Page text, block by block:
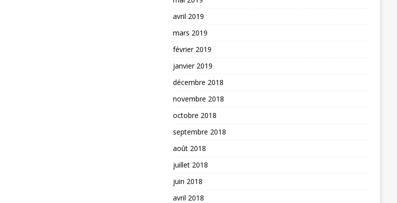
avril 2019
mars 2019
février 2019
janvier 2019
décembre 2018
novembre 2018
octobre 2018
septembre 2018
août 2018
juillet 2018
juin 2018
avril 2018